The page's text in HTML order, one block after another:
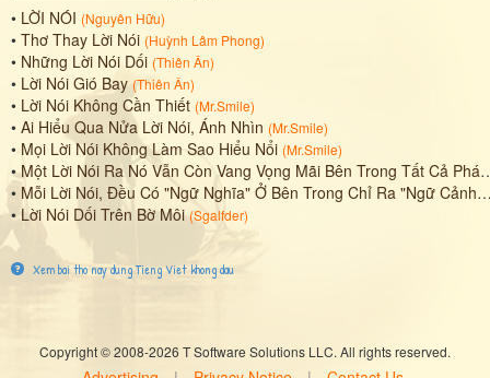
• LỜI NÓI (Nguyên Hữu)
• Thơ Thay Lời Nói (Huỳnh Lâm Phong)
• Những Lời Nói Dối (Thiên Ân)
• Lời Nói Gió Bay (Thiên Ân)
• Lời Nói Không Cần Thiết (Mr.Smile)
• Ai Hiểu Qua Nửa Lời Nói, Ánh Nhìn (Mr.Smile)
• Mọi Lời Nói Không Làm Sao Hiểu Nổi (Mr.Smile)
•Một Lời Nói Ra Nó Vẫn Còn Vang Vọng Mãi Bên Trong Tất Cả Pháp, Ngôn Từ, Và Ngôn Ngữ.
• Mỗi Lời Nói, Đều Có "Ngữ Nghĩa" Ở Bên Trong Chỉ Ra "Ngữ Cảnh" Của Lời Nói Đó
•Lời Nói Dối Trên Bờ Môi (Sgalfder)
Xem bai tho nay dung Tieng Viet khong dau
Copyright © 2008-2026 T Software Solutions LLC. All rights reserved.